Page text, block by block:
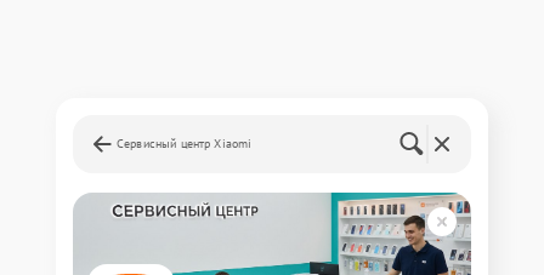
Сервисный центр Xiaomi